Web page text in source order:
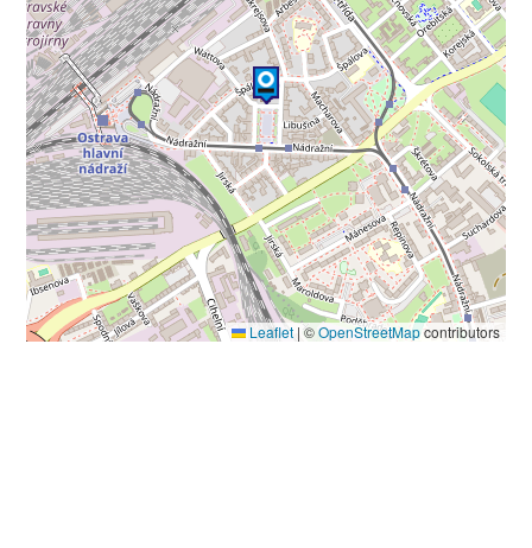
Leaflet |©OpenStreetMapcontributors